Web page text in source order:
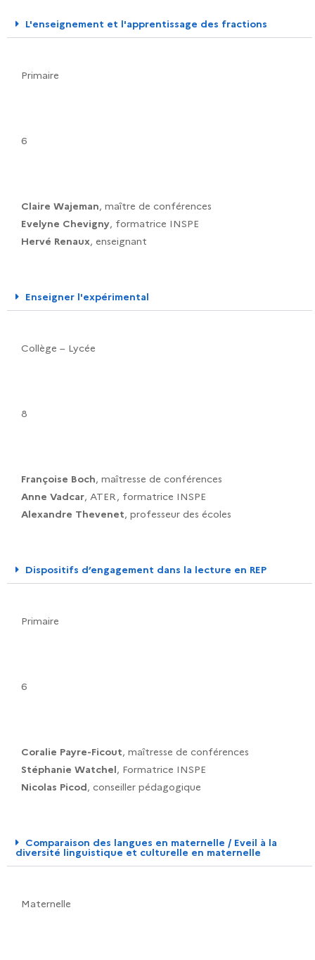
L'enseignement et l'apprentissage des fractions
Primaire
6
Claire Wajeman, maître de conférences
Evelyne Chevigny, formatrice INSPE
Hervé Renaux, enseignant
Enseigner l'expérimental
Collège – Lycée
8
Françoise Boch, maîtresse de conférences
Anne Vadcar, ATER, formatrice INSPE
Alexandre Thevenet, professeur des écoles
Dispositifs d’engagement dans la lecture en REP
Primaire
6
Coralie Payre-Ficout, maîtresse de conférences
Stéphanie Watchel, Formatrice INSPE
Nicolas Picod, conseiller pédagogique
Comparaison des langues en maternelle / Eveil à la
diversité linguistique et culturelle en maternelle
Maternelle